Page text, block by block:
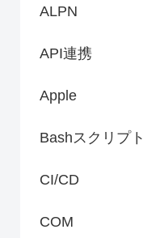
ALPN
API連携
Apple
Bashスクリプト
CI/CD
COM